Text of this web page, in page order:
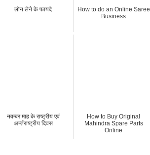
लोन लेने के फायदे
How to do an Online Saree
Business
नवम्बर माह के राष्‍ट्रीय एवं
अर्न्‍तराष्‍ट्रीय दिवस
How to Buy Original
Mahindra Spare Parts
Online